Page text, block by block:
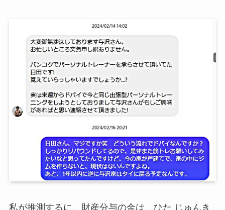
私が推測するに、財産分与の金は、ひた じゅんき